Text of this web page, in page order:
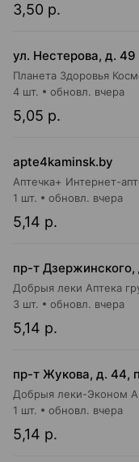
3,50 р.
5,05 р.
4 шт. обновл. вчера
apte4kaminsk.by
Аптечка+ Интернет-
5,14 р.
1 шт. обновл. вчера
пр-т
5,14 р.
3 шт. обновл. вчера
5,14 р.
1 шт. обновл. вчера